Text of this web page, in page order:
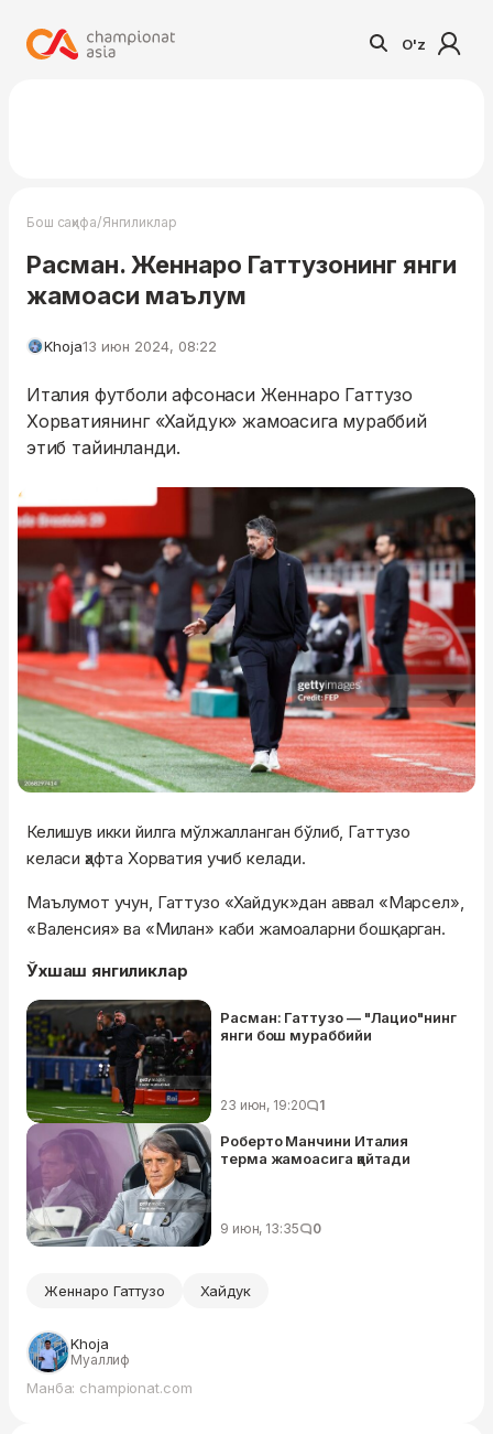
O'z
Бош саҳифа/Янгиликлар
Расман. Женнаро Гаттузонинг янги
жамоаси маълум
Khoja13 июн 2024, 08:22
Италия футболи афсонаси Женнаро Гаттузо
Хорватиянинг «Хайдук» жамоасига мураббий
этиб тайинланди.
Келишув икки йилга мўлжалланган бўлиб, Гаттузо
келаси ҳафта Хорватия учиб келади.
Маълумот учун, Гаттузо «Хайдук»дан аввал «Марсел»,
«Валенсия» ва «Милан» каби жамоаларни бошқарган.
Ўхшаш янгиликлар
Расман: Гаттузо — "Лацио"нинг
янги бош мураббийи
23 июн, 19:20 1
Роберто Манчини Италия
терма жамоасига қайтади
9 июн, 13:35 0
Женнаро Гаттузо Хайдук
Khoja
Муаллиф
Манба: championat.com